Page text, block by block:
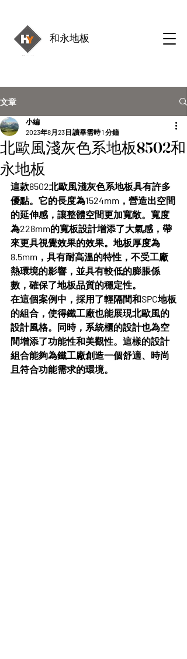
和永地板
文章
北歐風淺灰色系地板8502和
永地板
小編
2023年8月23日讀畢需時 1 分鐘
這款8502北歐風淺灰色系地板具有許多
優點。它的長度為1524mm，營造出空間
的延伸感，讓整體空間更加寬敞。寬度
為228mm的寬板設計增添了大氣感，帶
來更具視覺效果的效果。地板厚度為
8.5mm，具有耐高溫的特性，不受工廠
熱環境的影響，並具有較低的膨脹係
數，確保了地板品質的穩定性。
在這個案例中，採用了輕隔間和SPC地板
的組合，使得鐵工廠也能展現北歐風的
設計風格。同時，系統櫃的設計也為空
間增添了功能性和美觀性。這樣的設計
組合能夠為鐵工廠創造一個舒適、時尚
且符合功能需求的環境。